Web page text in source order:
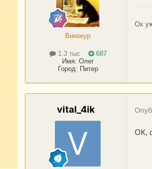
Винокур
1.3 тыс
687
Имя: Олег
Город: Питер
Ох
vital_4ik
ОК,